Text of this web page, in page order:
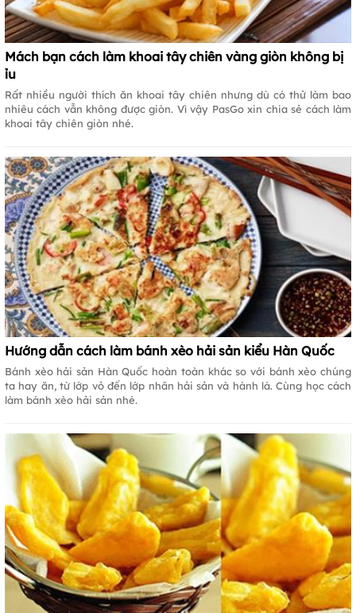
Mách bạn cách làm khoai tây chiên vàng giòn không bị
ỉu
Rất nhiều người thích ăn khoai tây chiên nhưng dù có thử làm bao
nhiêu cách vẫn không được giòn. Vì vậy PasGo xin chia sẻ cách làm
khoai tây chiên giòn nhé.
Hướng dẫn cách làm bánh xèo hải sản kiểu Hàn Quốc
Bánh xèo hải sản Hàn Quốc hoàn toàn khác so với bánh xèo chúng
ta hay ăn, từ lớp vỏ đến lớp nhân hải sản và hành lá. Cùng học cách
làm bánh xèo hải sản nhé.